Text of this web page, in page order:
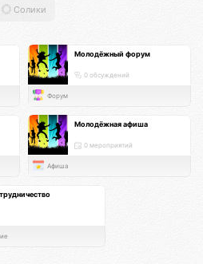
Солики
Молодёжный форум
0 обсуждений
Форум
Молодёжная афиша
0 мероприятий
Афиша